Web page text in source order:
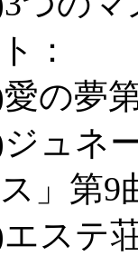
：
夢第
ネー
ス」第9
テ荘